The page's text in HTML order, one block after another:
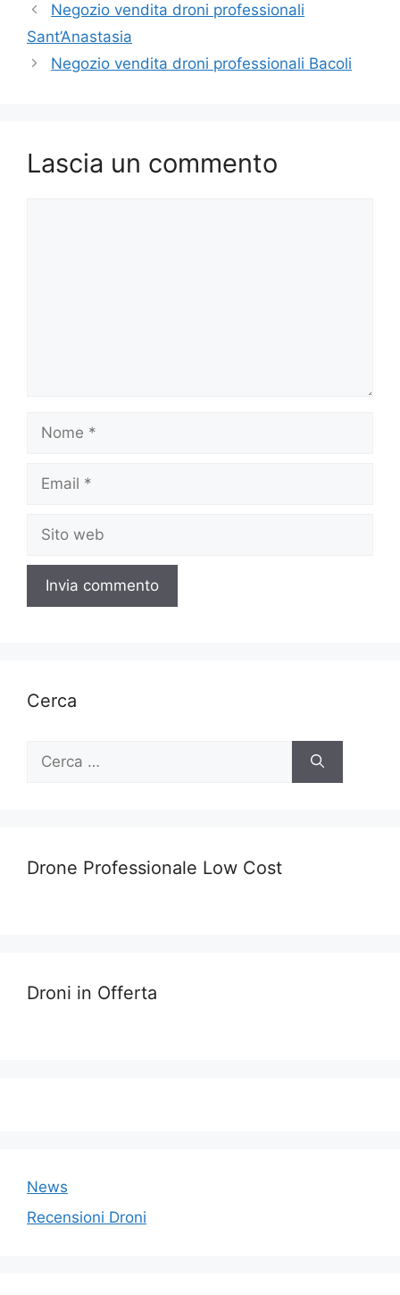
Negozio vendita droni professionali
Sant’Anastasia
Negozio vendita droni professionali Bacoli
Lascia un commento
Nome
Email
Sito
web
Cerca
Ricerca
Drone Professionale Low Cost
Droni in Offerta
News
Recensioni Droni